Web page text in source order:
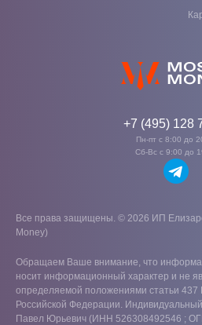
+7 (495) 128
Пн-пт с 8:00 до
Сб-Вс с 9:00 до
Все права защищены. © 2026 ИП
Money)
Обращаем Ваше внимание, что
носит информационный характер и не
определяемой положениями статьи 437
Российской Федерации.
Павел Юрьевич (ИНН 526308492546 ;